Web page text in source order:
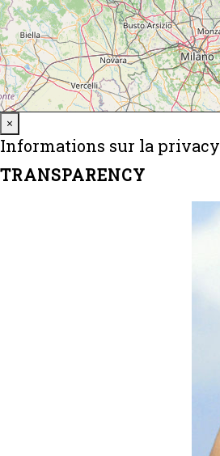
×
Informations sur la privacy
TRANSPARENCY